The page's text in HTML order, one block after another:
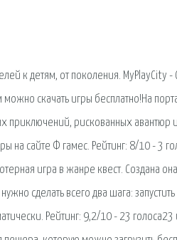
к детям, от поколения. MyPlayCity -
скачать игры бесплатно!На
приключений, рискованных
сайте Ф гамес. Рейтинг: 8/10 - 3
игра в жанре квест. Создана она
сделать всего два шага:
Рейтинг: 9,2/10 - 23